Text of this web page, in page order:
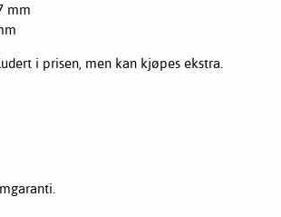
mm
i prisen, men kan kjøpes ekstra.